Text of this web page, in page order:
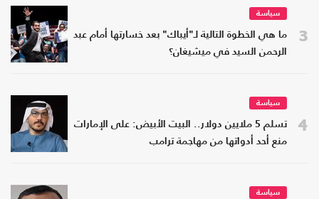
3
سياسة
ما هي الخطوة التالية لـ"أيباك" بعد خسارتها أمام عبد
الرحمن السيد في ميشيغان؟
4
سياسة
تسلم 5 ملايين دولار.. البيت الأبيض: على الإمارات
منع أحد أدواتها من مهاجمة ترامب
سياسة